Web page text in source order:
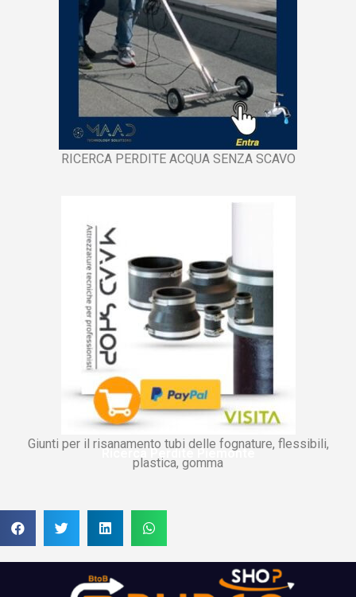
RICERCA PERDITE ACQUA SENZA SCAVO
Giunti per il risanamento tubi delle fognature, flessibili,
plastica, gomma
Ricerca Perdite Piemonte